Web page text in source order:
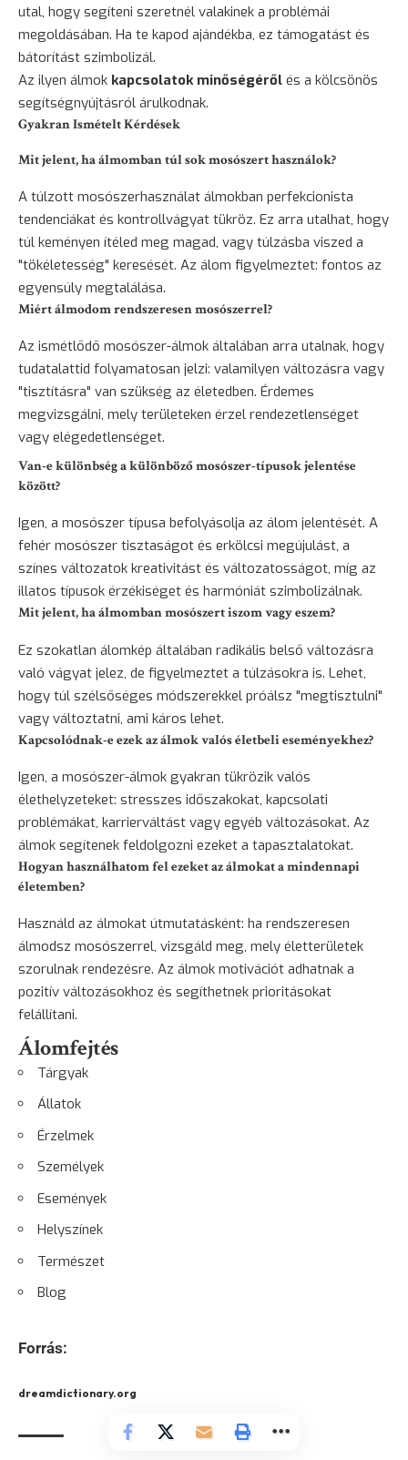
utal, hogy segíteni szeretnél valakinek a problémái
megoldásában. Ha te kapod ajándékba, ez támogatást és
bátorítást szimbolizál.
Az ilyen álmok kapcsolatok minőségéről és a kölcsönös
segítségnyújtásról árulkodnak.
Gyakran Ismételt Kérdések
Mit jelent, ha álmomban túl sok mosószert használok?
A túlzott mosószerhasználat álmokban perfekcionista
tendenciákat és kontrollvágyat tükröz. Ez arra utalhat, hogy
túl keményen ítéled meg magad, vagy túlzásba viszed a
"tökéletesség" keresését. Az álom figyelmeztet: fontos az
egyensúly megtalálása.
Miért álmodom rendszeresen mosószerrel?
Az ismétlődő mosószer-álmok általában arra utalnak, hogy
tudatalattid folyamatosan jelzi: valamilyen változásra vagy
"tisztításra" van szükség az életedben. Érdemes
megvizsgálni, mely területeken érzel rendezetlenséget
vagy elégedetlenséget.
Van-e különbség a különböző mosószer-típusok jelentése
között?
Igen, a mosószer típusa befolyásolja az álom jelentését. A
fehér mosószer tisztaságot és erkölcsi megújulást, a
színes változatok kreativitást és változatosságot, míg az
illatos típusok érzékiséget és harmóniát szimbolizálnak.
Mit jelent, ha álmomban mosószert iszom vagy eszem?
Ez szokatlan álomkép általában radikális belső változásra
való vágyat jelez, de figyelmeztet a túlzásokra is. Lehet,
hogy túl szélsőséges módszerekkel próálsz "megtisztulni"
vagy változtatni, ami káros lehet.
Kapcsolódnak-e ezek az álmok valós életbeli eseményekhez?
Igen, a mosószer-álmok gyakran tükrözik valós
élethelyzeteket: stresszes időszakokat, kapcsolati
problémákat, karrierváltást vagy egyéb változásokat. Az
álmok segítenek feldolgozni ezeket a tapasztalatokat.
Hogyan használhatom fel ezeket az álmokat a mindennapi
életemben?
Használd az álmokat útmutatásként: ha rendszeresen
álmodsz mosószerrel, vizsgáld meg, mely életterületek
szorulnak rendezésre. Az álmok motivációt adhatnak a
pozitív változásokhoz és segíthetnek prioritásokat
felállítani.
Álomfejtés
Tárgyak
Állatok
Érzelmek
Személyek
Események
Helyszínek
Természet
Blog
Forrás:
dreamdictionary.org